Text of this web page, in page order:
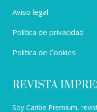
Aviso legal
Política de privacidad
Política de Cookies
REVISTA
Soy Caribe Premium,